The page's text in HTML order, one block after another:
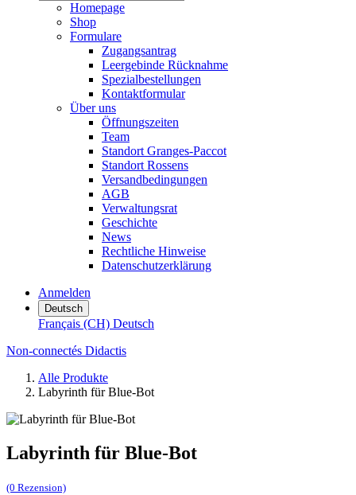
Homepage
Shop
Formulare
Zugangsantrag
Leergebinde Rücknahme
Spezialbestellungen
Kontaktformular
Über uns
Öffnungszeiten
Team
Standort Granges-Paccot
Standort Rossens
Versandbedingungen
AGB
Verwaltungsrat
Geschichte
News
Rechtliche Hinweise
Datenschutzerklärung
Anmelden
Deutsch
Français (CH) Deutsch
Non-connectés Didactis
Alle Produkte
Labyrinth für Blue-Bot
Labyrinth für Blue-Bot
(0 Rezension)